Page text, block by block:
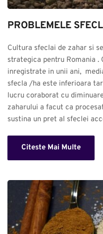
PROBLEMELE
Cultura sfeclai de zahar si
strategica pentru Romania
inregistrate in unii ani,
sfecla /ha este inferioara
lucru coraborat cu
zaharului a facut ca
sustina un pret al sfeclei
Citeste Mai Multe